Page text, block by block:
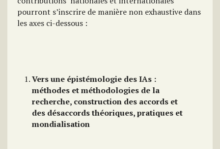
pourront s’inscrire de manière non exhaustive dans
les axes ci-dessous :
Vers une épistémologie des IAs :
méthodes etméthodologies de la
recherche, construction des accords et
des désaccords théoriques,pratiques et
mondialisation